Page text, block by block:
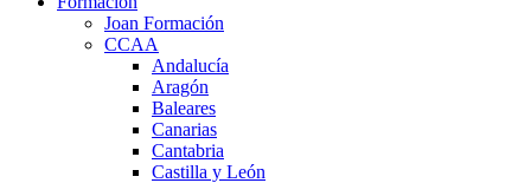
Joan Formación
CCAA
Andalucía
Aragón
Baleares
Canarias
Cantabria
Castilla y León